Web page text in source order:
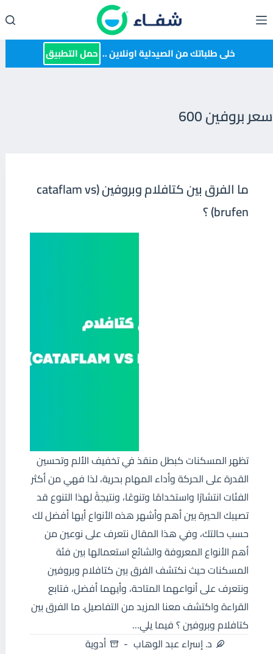
إلى
المحتوى خلى طلباتك من الصيدلية اونلاين .. حمل التطبيق
سعر بروفين 600
ما الفرق بين كتافلام وبروفين (cataflam vs
brufen) ؟
تظهر المسكنات كبطل منقذ في تخفيف الألم وتحسين
القدرة على الحركة وأداء المهام بحرية، لذا فهي من أكثر
الفئات انتشارًا واستخدامًا وتنوعًا، ونتيجةً لهذا التنوع قد
تصيبك الحيرة بين أهم وأشهر هذه الأنواع أيها أفضل لك
حسب حالتك، وفي هذا المقال نتعرف على نوعين من
أهم الأنواع المعروفة والشائع استعمالها بين فئة
المسكنات حيث نكتشف الفرق بين كتافلام وبروفين
ونتعرف على أنواعهما المتاحة، وأيهما أفضل، فتابع
القراءة واكتشف معنا المزيد من التفاصيل. ما الفرق بين
كتافلام وبروفين ؟ فيما يلي…
د. إسراء عبد الوهاب
أدوية